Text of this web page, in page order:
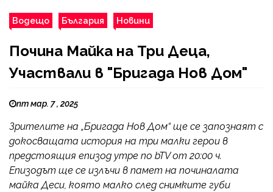
Водещо България Новини
Почина Майка на Три Деца,
Участвали в "Бригада Нов Дом"
пт мар. 7 , 2025
Зрителите на „Бригада Нов Дом“ ще се запознаят с
докосващата история на три малки герои в
предстоящия епизод утре по bTV от 20:00 ч.
Епизодът ще се излъчи в памет на починалата
майка Деси, която малко след снимките губи